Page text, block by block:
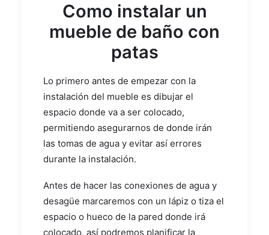
Como instalar un
mueble de baño con
patas
Lo primero antes de empezar con la
instalación del mueble es dibujar el
espacio donde va a ser colocado,
permitiendo asegurarnos de donde irán
las tomas de agua y evitar así errores
durante la instalación.
Antes de hacer las conexiones de agua y
desagüe marcaremos con un lápiz o tiza el
espacio o hueco de la pared donde irá
colocado, así podremos planificar la